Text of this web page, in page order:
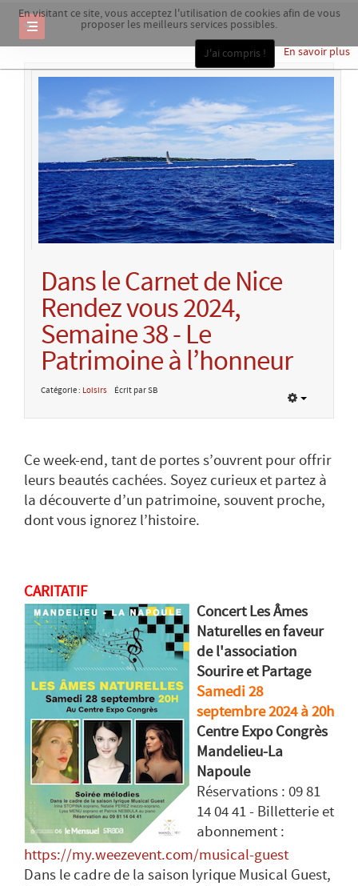
En visitant ce site, vous acceptez l'utilisation de cookies afin de vous
proposer les meilleurs services possibles.
En savoir plus
J'ai compris !
Dans le Carnet de Nice
Rendez vous 2024,
Semaine 38 - Le
Patrimoine à l’honneur
Catégorie : Loisirs Écrit par SB
Ce week-end, tant de portes s’ouvrent pour offrir
leurs beautés cachées. Soyez curieux et partez à
la découverte d’un patrimoine, souvent proche,
dont vous ignorez l’histoire.
CARITATIF
Concert Les Âmes
Naturelles en faveur
de l'association
Sourire et Partage
Samedi 28
septembre 2024 à 20h
Centre Expo Congrès
Mandelieu-La
Napoule
Réservations : 09 81
14 04 41 - Billetterie et
abonnement :
https://my.weezevent.com/musical-guest
Dans le cadre de la saison lyrique Musical Guest,